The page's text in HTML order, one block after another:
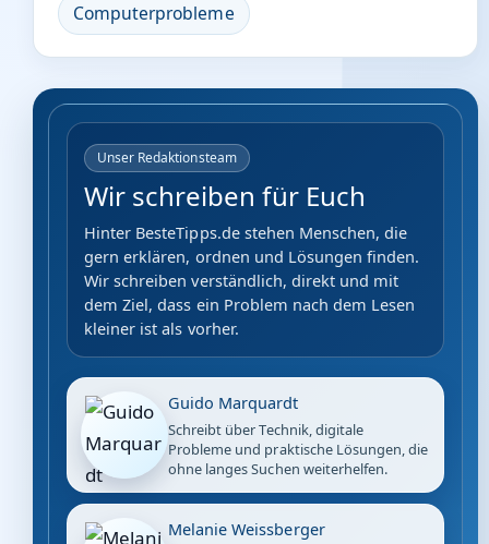
Computerprobleme
Unser Redaktionsteam
Wir schreiben für Euch
Hinter BesteTipps.de stehen Menschen, die
gern erklären, ordnen und Lösungen finden.
Wir schreiben verständlich, direkt und mit
dem Ziel, dass ein Problem nach dem Lesen
kleiner ist als vorher.
Guido Marquardt
Schreibt über Technik, digitale
Probleme und praktische Lösungen, die
ohne langes Suchen weiterhelfen.
Melanie Weissberger